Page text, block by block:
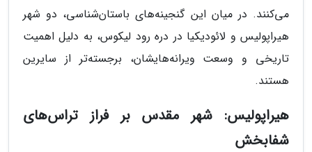
می‌کنند. در میان این گنجینه‌های باستان‌شناسی، دو شهر
هیراپولیس و لائودیکیا در دره رود لیکوس، به دلیل اهمیت
تاریخی و وسعت ویرانه‌هایشان، برجسته‌تر از سایرین
هستند.
هیراپولیس: شهر مقدس بر فراز تراس‌های
شفابخش